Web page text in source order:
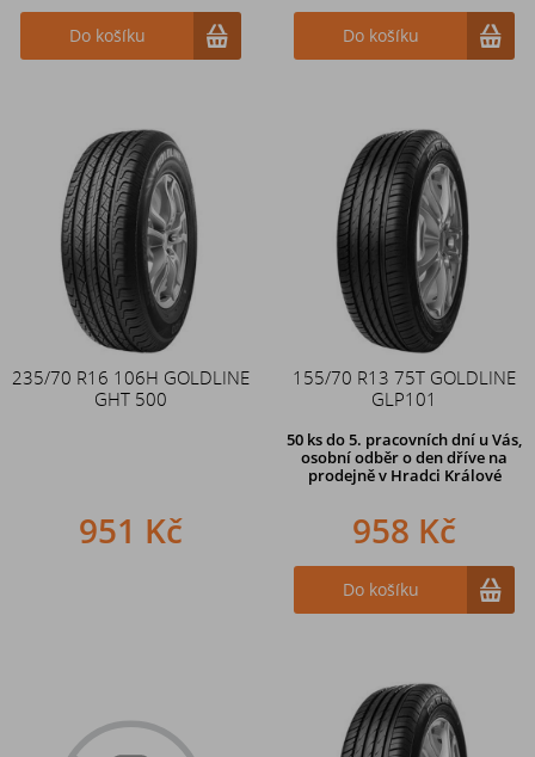
Do košíku Do košíku
235/70 R16 106H GOLDLINE
GHT 500
951 Kč
155/70 R13 75T GOLDLINE
GLP101
50 ksdo 5. pracovních dní u Vás,
osobní odběr o den dříve na
prodejněv Hradci Králové
958 Kč
Do košíku